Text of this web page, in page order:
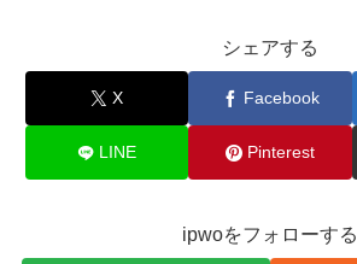
シェアする
X Facebook
LINE Pinterest
ipwoをフォローする